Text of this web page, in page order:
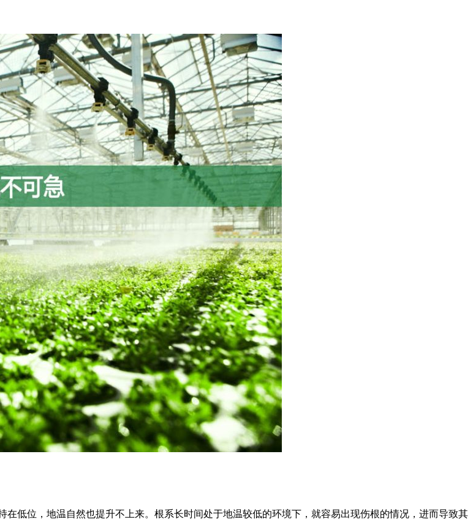
低位，地温自然也提升不上来。根系长时间处于地温较低的环境下，就容易出现伤根的情况，进而导致其